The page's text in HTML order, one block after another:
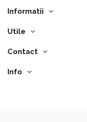
Informatii
Utile
Contact
Info